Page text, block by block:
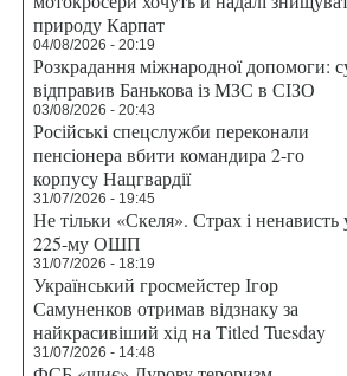
природу Карпат
04/08/2026 - 20:19
Розкрадання міжнародної допомоги:
відправив Банькова із МЗС в СІЗО
03/08/2026 - 20:43
Російські спецслужби переконали
пенсіонера вбити командира 2-го
корпусу Нацгвардії
31/07/2026 - 19:45
Не тільки «Скеля». Страх і ненависть
225-му ОШП
31/07/2026 - 18:19
Український гросмейстер Ігор
Самуненков отримав відзнаку за
найкрасивіший хід на Titled Tuesday
31/07/2026 - 14:48